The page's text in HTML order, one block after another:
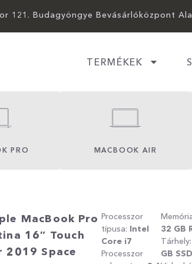
121. Budagyöngye Bevásárlóközpont
TERMÉKEK
PRO MACBOOK AIR
MacBook Pro
16″ Touch
2019 Space
Processzor
típusa: Intel
Core i7
Processzor
32 GB
Tárhely:
GB SSD